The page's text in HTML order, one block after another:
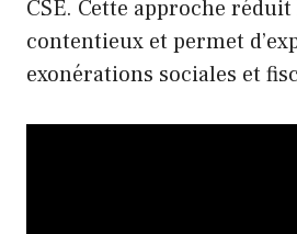
CSE. Cette approche
contentieux et permet
exonérations sociales et